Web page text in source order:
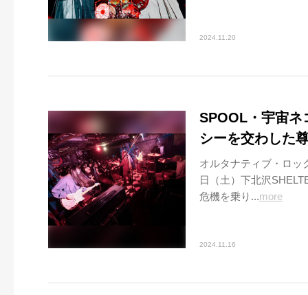
2024.11.20
SPOOL・宇宙
シーを交わした
オルタナティブ・ロッ
日（土）下北沢
危機を乗り...more
2024.11.16